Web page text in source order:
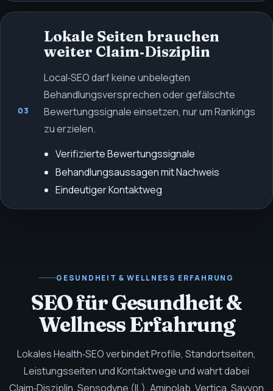
03
Lokale Seiten brauchen
weiter Claim‑Disziplin
Local‑SEO darf keine unbelegten
Behandlungsversprechen oder gefälschte
Bewertungssignale einsetzen, nur um Rankings
zu erzielen.
Verifizierte Bewertungssignale
Behandlungs­aussagen mit Nachweis
Eindeutiger Kontaktweg
GESUNDHEIT & WELLNESS ERFAHRUNG
SEO für Gesundheit &
Wellness Erfahrung
Lokales Health‑SEO verbindet Profile, Standortseiten,
Leistungsseiten und Kontaktwege und wahrt dabei
Claim‑Disziplin.Sensodyne (IL), Aminolab, Vertica, Savyon